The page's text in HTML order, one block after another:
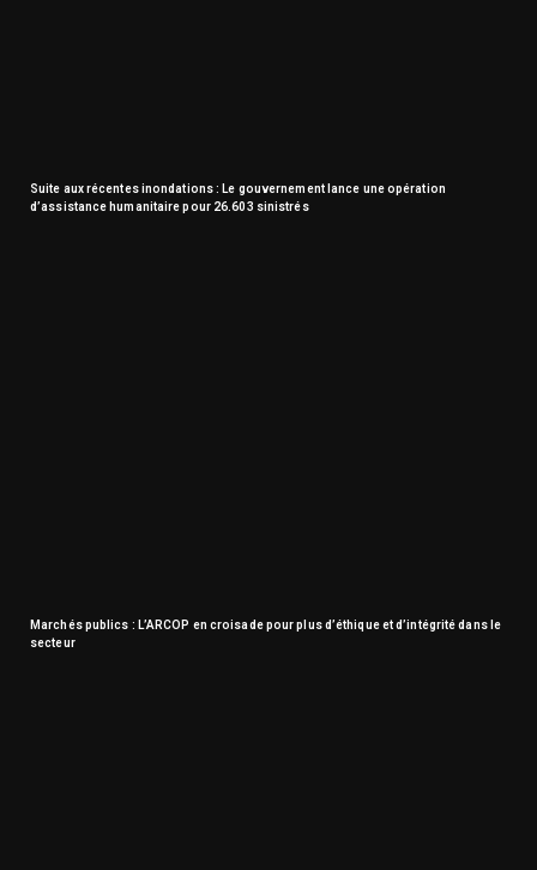
Suite aux récentes inondations : Le gouvernement lance une opération
d’assistance humanitaire pour 26.603 sinistrés
Marchés publics : L’ARCOP en croisade pour plus d’éthique et d’intégrité dans le
secteur